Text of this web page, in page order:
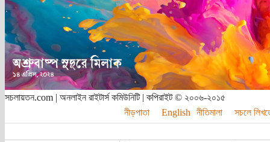
সচলায়তন.com | অনলাইন রাইটার্স কমিউনিটি | কপিরাইট © ২০০৬-২০১৫
নীড়পাতা
English নীতিমালা সচলে